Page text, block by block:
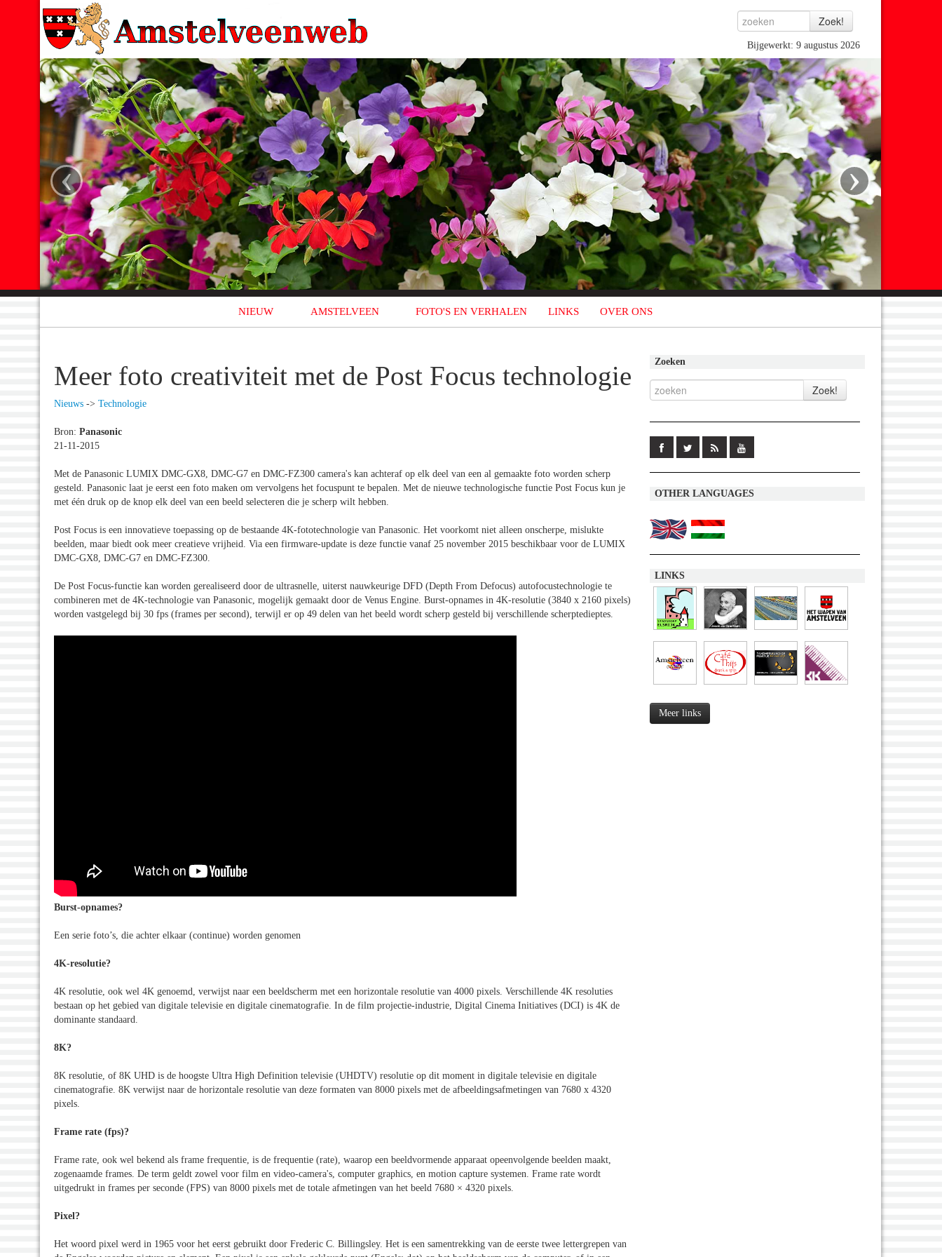
Bijgewerkt: 9 augustus 2026
‹ ›
NIEUW AMSTELVEEN FOTO'S EN VERHALEN LINKS OVER ONS
Meer foto creativiteit met de Post Focus technologie
Nieuws -> Technologie
Bron: Panasonic
21-11-2015
Met de Panasonic LUMIX DMC-GX8, DMC-G7 en DMC-FZ300 camera's kan achteraf op elk deel van een al gemaakte foto worden scherp
gesteld. Panasonic laat je eerst een foto maken om vervolgens het focuspunt te bepalen. Met de nieuwe technologische functie Post Focus kun je
met één druk op de knop elk deel van een beeld selecteren die je scherp wilt hebben.
Post Focus is een innovatieve toepassing op de bestaande 4K-fototechnologie van Panasonic. Het voorkomt niet alleen onscherpe, mislukte
beelden, maar biedt ook meer creatieve vrijheid. Via een firmware-update is deze functie vanaf 25 november 2015 beschikbaar voor de LUMIX
DMC-GX8, DMC-G7 en DMC-FZ300.
De Post Focus-functie kan worden gerealiseerd door de ultrasnelle, uiterst nauwkeurige DFD (Depth From Defocus) autofocustechnologie te
combineren met de 4K-technologie van Panasonic, mogelijk gemaakt door de Venus Engine. Burst-opnames in 4K-resolutie (3840 x 2160 pixels)
worden vastgelegd bij 30 fps (frames per second), terwijl er op 49 delen van het beeld wordt scherp gesteld bij verschillende scherptedieptes.
Burst-opnames?
Een serie foto’s, die achter elkaar (continue) worden genomen
4K-resolutie?
4K resolutie, ook wel 4K genoemd, verwijst naar een beeldscherm met een horizontale resolutie van 4000 pixels. Verschillende 4K resoluties
bestaan op het gebied van digitale televisie en digitale cinematografie. In de film projectie-industrie, Digital Cinema Initiatives (DCI) is 4K de
dominante standaard.
8K?
8K resolutie, of 8K UHD is de hoogste Ultra High Definition televisie (UHDTV) resolutie op dit moment in digitale televisie en digitale
cinematografie. 8K verwijst naar de horizontale resolutie van deze formaten van 8000 pixels met de afbeeldingsafmetingen van 7680 x 4320
pixels.
Frame rate (fps)?
Frame rate, ook wel bekend als frame frequentie, is de frequentie (rate), waarop een beeldvormende apparaat opeenvolgende beelden maakt,
zogenaamde frames. De term geldt zowel voor film en video-camera's, computer graphics, en motion capture systemen. Frame rate wordt
uitgedrukt in frames per seconde (FPS) van 8000 pixels met de totale afmetingen van het beeld 7680 × 4320 pixels.
Pixel?
Het woord pixel werd in 1965 voor het eerst gebruikt door Frederic C. Billingsley. Het is een samentrekking van de eerste twee lettergrepen van
Zoeken
OTHER LANGUAGES
LINKS
Meer links